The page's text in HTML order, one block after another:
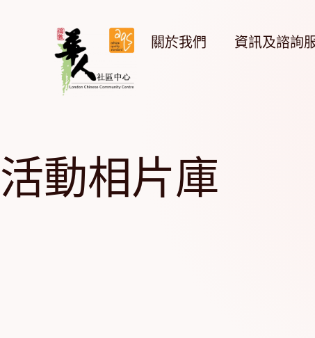
關於我們 資訊及諮詢
活動相片庫